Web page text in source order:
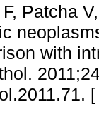
Patcha
with